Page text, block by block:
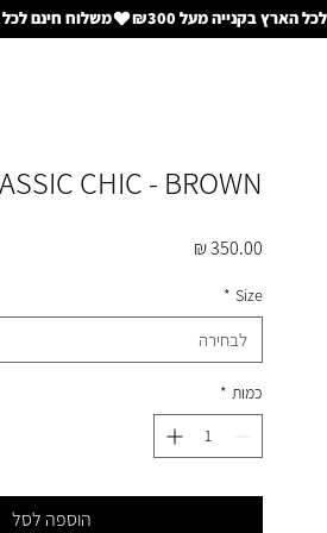
CHIC - BROWN
Size
*
לבחירה
כמות *
הוספה לסל